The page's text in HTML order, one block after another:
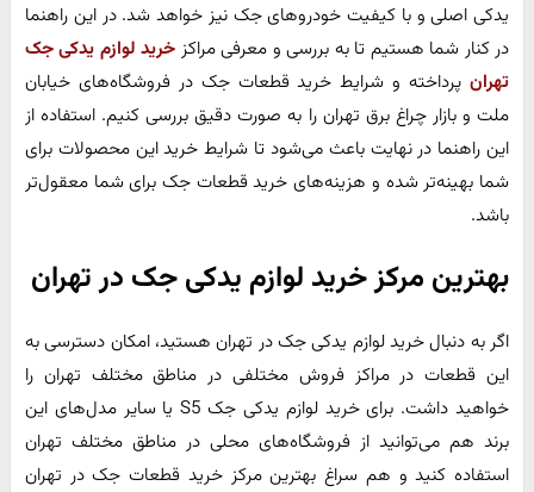
یدکی اصلی و با کیفیت خودروهای جک نیز خواهد شد. در این راهنما
در کنار شما هستیم تا به بررسی و معرفی مراکز خرید لوازم یدکی جک
تهران پرداخته و شرایط خرید قطعات جک در فروشگاه‌های خیابان
ملت و بازار چراغ برق تهران را به صورت دقیق بررسی کنیم. استفاده از
این راهنما در نهایت باعث می‌شود تا شرایط خرید این محصولات برای
شما بهینه‌تر شده و هزینه‌های خرید قطعات جک برای شما معقول‌تر
باشد.
بهترین مرکز خرید لوازم یدکی جک در تهران
اگر به دنبال خرید لوازم یدکی جک در تهران هستید، امکان دسترسی به
این قطعات در مراکز فروش مختلفی در مناطق مختلف تهران را
خواهید داشت. برای خرید لوازم یدکی جک S5 یا سایر مدل‌های این
برند هم می‌توانید از فروشگاه‌های محلی در مناطق مختلف تهران
استفاده کنید و هم سراغ بهترین مرکز خرید قطعات جک در تهران